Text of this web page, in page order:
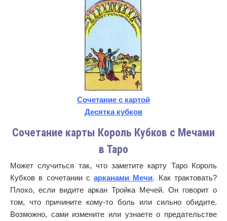
Сочетание с картой
Десятка кубков
Сочетание карты Король Кубков с Мечами
в Таро
Может случиться так, что заметите карту Таро Король
Кубков в сочетании сарканами Мечи. Как трактовать?
Плохо, если видите аркан Тройка Мечей. Он говорит о
том, что причините кому-то боль или сильно обидите.
Возможно, сами измените или узнаете о предательстве